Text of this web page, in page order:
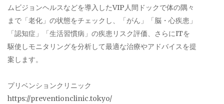
ムビジョンヘルスなどを導入したVIP人間ドックで体の隅々
まで「老化」の状態をチェックし、「がん」「脳・心疾患」
「認知症」「生活習慣病」の疾患リスク評価、さらにITを
駆使しモニタリングを分析して最適な治療やアドバイスを提
案します。
プリベンションクリニック
https://preventionclinic.tokyo/